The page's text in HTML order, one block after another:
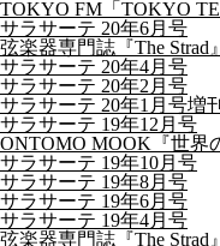
TOKYO FM「TOKYO
サラサーテ 20年6月号
弦楽器専門誌『The Strad
サラサーテ 20年4月号
サラサーテ 20年2月号
サラサーテ 20年1月号増刊
サラサーテ 19年12月号
ONTOMO MOOK『世界
サラサーテ 19年10月号
サラサーテ 19年8月号
サラサーテ 19年6月号
サラサーテ 19年4月号
弦楽器専門誌『The Strad